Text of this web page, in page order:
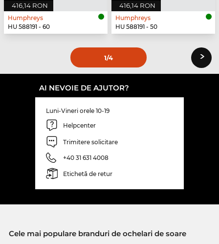
416,14 RON
Humphreys
HU 588191 - 60
416,14 RON
Humphreys
HU 588191 - 50
1/4 ›
AI NEVOIE DE AJUTOR?
Luni-Vineri orele 10-19
Helpcenter
Trimitere solicitare
+40 31 631 4008
Etichetă de retur
Cele mai populare branduri de ochelari de soare